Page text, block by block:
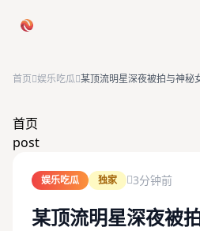
首页 娱乐吃瓜 某顶流明星深夜被拍与神秘
首页
post
娱乐吃瓜 独家 3分钟前
某顶流明星深夜被